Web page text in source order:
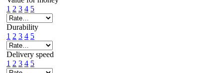
1 2 3 4 5
Durability
1 2 3 4 5
Delivery speed
1 2 3 4 5